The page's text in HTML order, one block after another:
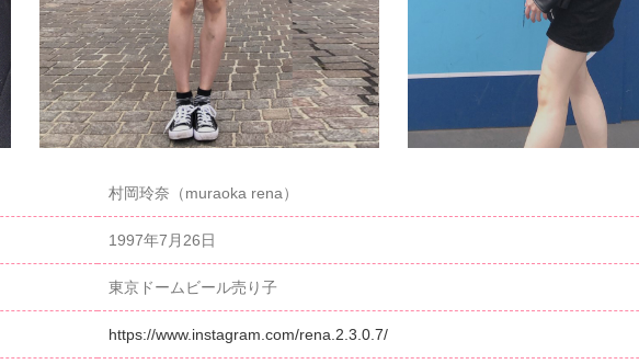
村岡玲奈（muraoka rena）
1997年7月26日
東京ドームビール売り子
https://www.instagram.com/rena.2.3.0.7/